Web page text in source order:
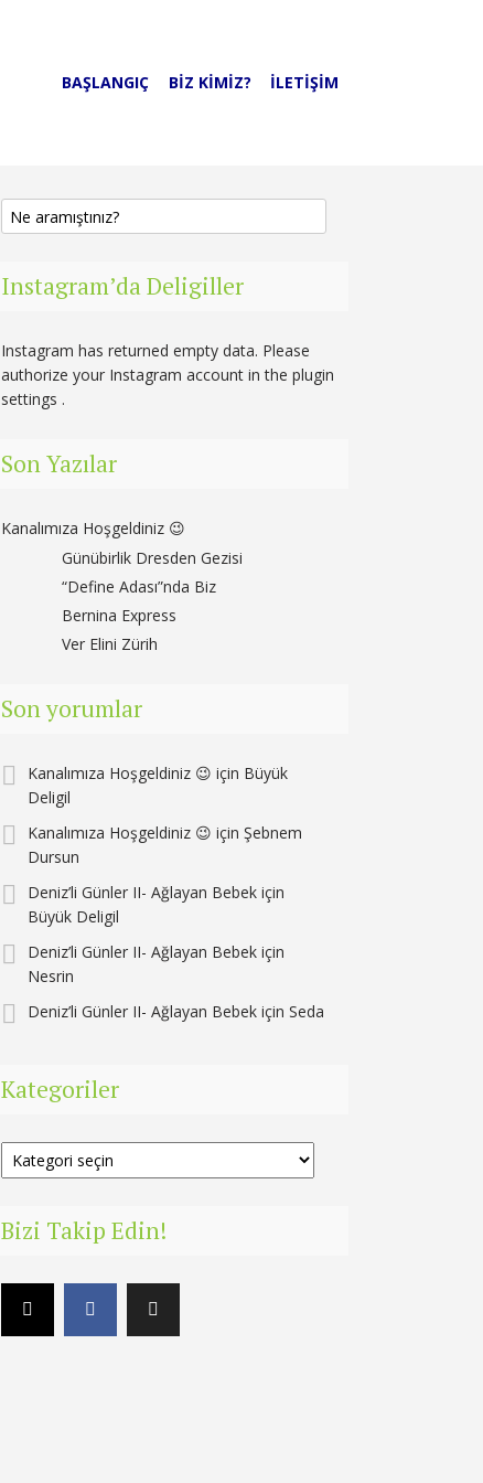
BAŞLANGIÇ BIZ KIMIZ? İLETIŞIM
Instagram’da Deligiller
Instagram has returned empty data. Please
authorize your Instagram account in the plugin
settings .
Son Yazılar
Kanalımıza Hoşgeldiniz 😉
Günübirlik Dresden Gezisi
“Define Adası”nda Biz
Bernina Express
Ver Elini Zürih
Son yorumlar
Kanalımıza Hoşgeldiniz 😉 için Büyük
Deligil
Kanalımıza Hoşgeldiniz 😉 için Şebnem
Dursun
Deniz’li Günler II- Ağlayan Bebek için
Büyük Deligil
Deniz’li Günler II- Ağlayan Bebek için
Nesrin
Deniz’li Günler II- Ağlayan Bebek için Seda
Kategoriler
Kategoriler
Bizi Takip Edin!